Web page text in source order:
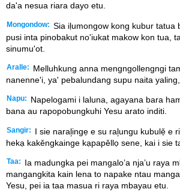
da'a nesua riara dayo etu.
Mongondow: Sia iḷumongow kong kubur tatua
pusi inta pinobakut no'iukat makow kon tua,
sinumu'ot.
Aralle:
Melluhkung anna mengngollengngi
nanenne'i, ya' pebalundang supu naita
Napu:
Napelogami i laluna, agayana bara
bana au rapopobungkuhi Yesu arato inditi.
Sangir:
I sie naral᷊ingẹ e su ral᷊ungu kubulẹ̌ e
hekạ kakěngkainge kạpapěllọ sene, kai i sie
Taa:
Ia madungka pei mangalo’a nja’u raya
mangangkita kain lena to napake ntau
Yesu, pei ia taa masua ri raya mbayau etu.